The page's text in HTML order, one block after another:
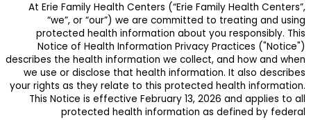
At Erie Family
“we”, or
protected
Notice of
describes the
we use or
your rights as
This Notice is